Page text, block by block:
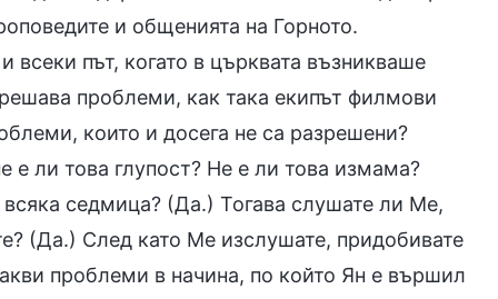
и общенията на Горното.
път, когато в църквата възникваше
проблеми, как така екипът филмови
които и досега не са разрешени?
е ли това глупост? Не е ли това измама?
седмица? (Да.) Тогава слушате ли Ме,
(Да.) След като Ме изслушате, придобивате
проблеми в начина, по който Ян е вършил